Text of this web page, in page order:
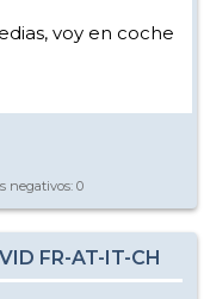
voy en coche
negativos: 0
FR-AT-IT-CH